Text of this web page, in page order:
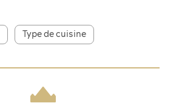
Type de cuisine